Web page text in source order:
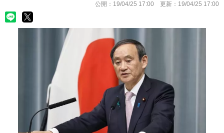
公開： 19/04/25 17:00 更新： 19/04/25 17:00